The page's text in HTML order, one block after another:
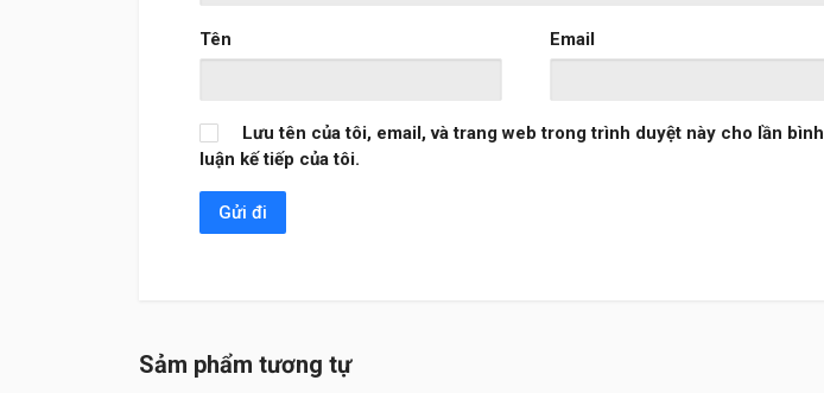
Tên Email
Lưu tên của tôi, email, và trang web trong trình duyệt này cho lần bình
luận kế tiếp của tôi.
Sảm phẩm tương tự